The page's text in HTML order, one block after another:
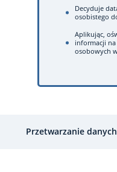
Decyduje
osobistego
Aplikując,
informacji
osobowych
Przetwarzanie